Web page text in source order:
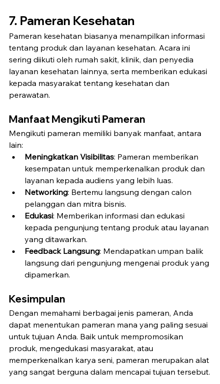
7. Pameran Kesehatan
Pameran kesehatan biasanya menampilkan informasi
tentang produk dan layanan kesehatan. Acara ini
sering diikuti oleh rumah sakit, klinik, dan penyedia
layanan kesehatan lainnya, serta memberikan edukasi
kepada masyarakat tentang kesehatan dan
perawatan.
Manfaat Mengikuti Pameran
Mengikuti pameran memiliki banyak manfaat, antara
lain:
Meningkatkan Visibilitas: Pameran memberikan
kesempatan untuk memperkenalkan produk dan
layanan kepada audiens yang lebih luas.
Networking: Bertemu langsung dengan calon
pelanggan dan mitra bisnis.
Edukasi: Memberikan informasi dan edukasi
kepada pengunjung tentang produk atau layanan
yang ditawarkan.
Feedback Langsung: Mendapatkan umpan balik
langsung dari pengunjung mengenai produk yang
dipamerkan.
Kesimpulan
Dengan memahami berbagai jenis pameran, Anda
dapat menentukan pameran mana yang paling sesuai
untuk tujuan Anda. Baik untuk mempromosikan
produk, mengedukasi masyarakat, atau
memperkenalkan karya seni, pameran merupakan alat
yang sangat berguna dalam mencapai tujuan tersebut.